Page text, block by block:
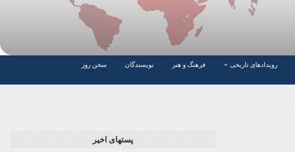
رویدادهای تاریخی فرهنگ و هنر نویسندگان
سخن روز
پستهای اخیر